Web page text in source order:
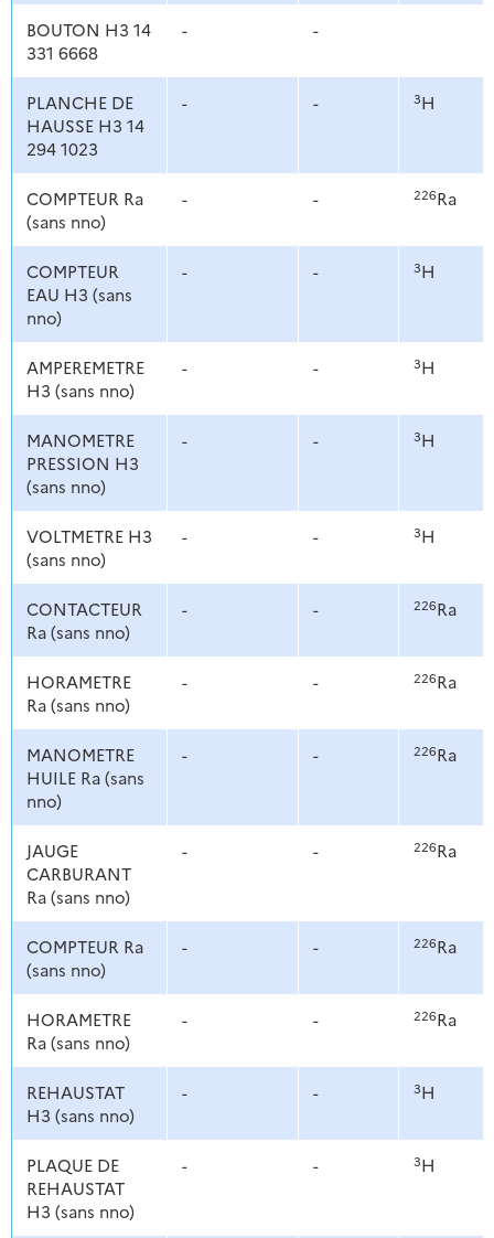
BOUTON H3 14
331 6668
- -
PLANCHE DE
HAUSSE H3 14
294 1023
- - 3H
COMPTEUR Ra
(sans nno)
- - 226Ra
COMPTEUR
EAU H3 (sans
nno)
- - 3H
AMPEREMETRE
H3 (sans nno)
- - 3H
MANOMETRE
PRESSION H3
(sans nno)
- - 3H
VOLTMETRE H3
(sans nno)
- - 3H
CONTACTEUR
Ra (sans nno)
- - 226Ra
HORAMETRE
Ra (sans nno)
- - 226Ra
MANOMETRE
HUILE Ra (sans
nno)
- - 226Ra
JAUGE
CARBURANT
Ra (sans nno)
- - 226Ra
COMPTEUR Ra
(sans nno)
- - 226Ra
HORAMETRE
Ra (sans nno)
- - 226Ra
REHAUSTAT
H3 (sans nno)
- - 3H
PLAQUE DE
REHAUSTAT
H3 (sans nno)
- - 3H